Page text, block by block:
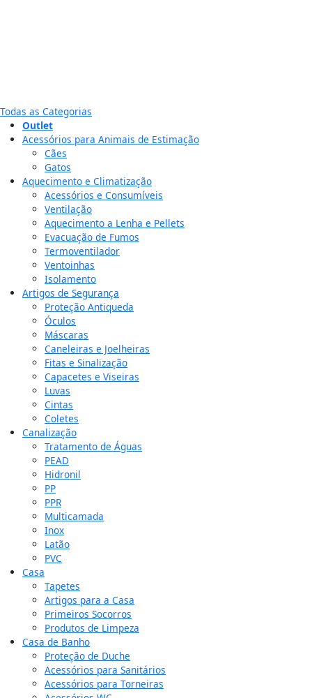
Todas as Categorias
Outlet
Acessórios para Animais de Estimação
Cães
Gatos
Aquecimento e Climatização
Acessórios e Consumíveis
Ventilação
Aquecimento a Lenha e Pellets
Evacuação de Fumos
Termoventilador
Ventoinhas
Isolamento
Artigos de Segurança
Proteção Antiqueda
Óculos
Máscaras
Caneleiras e Joelheiras
Fitas e Sinalização
Capacetes e Viseiras
Luvas
Cintas
Coletes
Canalização
Tratamento de Águas
PEAD
Hidronil
PP
PPR
Multicamada
Inox
Latão
PVC
Casa
Tapetes
Artigos para a Casa
Primeiros Socorros
Produtos de Limpeza
Casa de Banho
Proteção de Duche
Acessórios para Sanitários
Acessórios para Torneiras